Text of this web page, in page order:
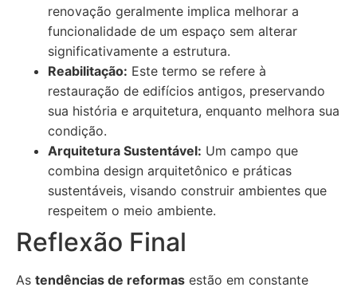
renovação geralmente implica melhorar a
funcionalidade de um espaço sem alterar
significativamente a estrutura.
Reabilitação: Este termo se refere à
restauração de edifícios antigos, preservando
sua história e arquitetura, enquanto melhora sua
condição.
Arquitetura Sustentável: Um campo que
combina design arquitetônico e práticas
sustentáveis, visando construir ambientes que
respeitem o meio ambiente.
Reflexão Final
As tendências de reformas estão em constante